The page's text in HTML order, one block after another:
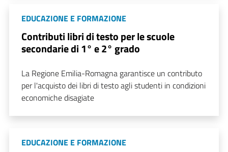
EDUCAZIONE E FORMAZIONE
Contributi libri di testo per le scuole
secondarie di 1° e 2° grado
La Regione Emilia-Romagna garantisce un contributo
per l'acquisto dei libri di testo agli studenti in condizioni
economiche disagiate
EDUCAZIONE E FORMAZIONE